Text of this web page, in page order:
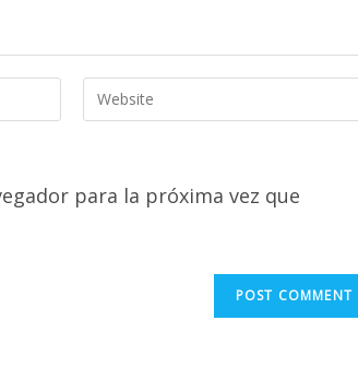
Enter
your
(optional)
para la próxima vez que